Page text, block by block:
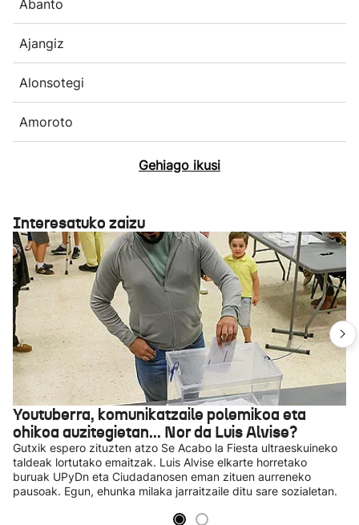
Abanto
Ajangiz
Alonsotegi
Amoroto
Gehiago ikusi
Interesatuko zaizu
Youtuberra, komunikatzaile polemikoa eta
ohikoa auzitegietan... Nor da Luis Alvise?
Gutxik espero zituzten atzo Se Acabo la Fiesta ultraeskuineko
taldeak lortutako emaitzak. Luis Alvise elkarte horretako
buruak UPyDn eta Ciudadanosen eman zituen aurreneko
pausoak. Egun, ehunka milaka jarraitzaile ditu sare sozialetan.